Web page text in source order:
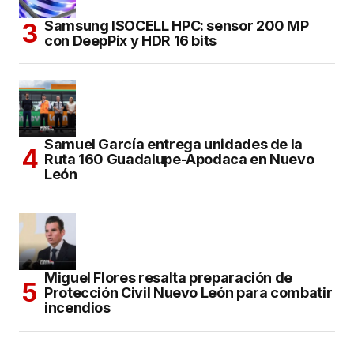
Samsung ISOCELL HPC: sensor 200 MP
con DeepPix y HDR 16 bits
Samuel García entrega unidades de la
Ruta 160 Guadalupe-Apodaca en Nuevo
León
Miguel Flores resalta preparación de
Protección Civil Nuevo León para combatir
incendios